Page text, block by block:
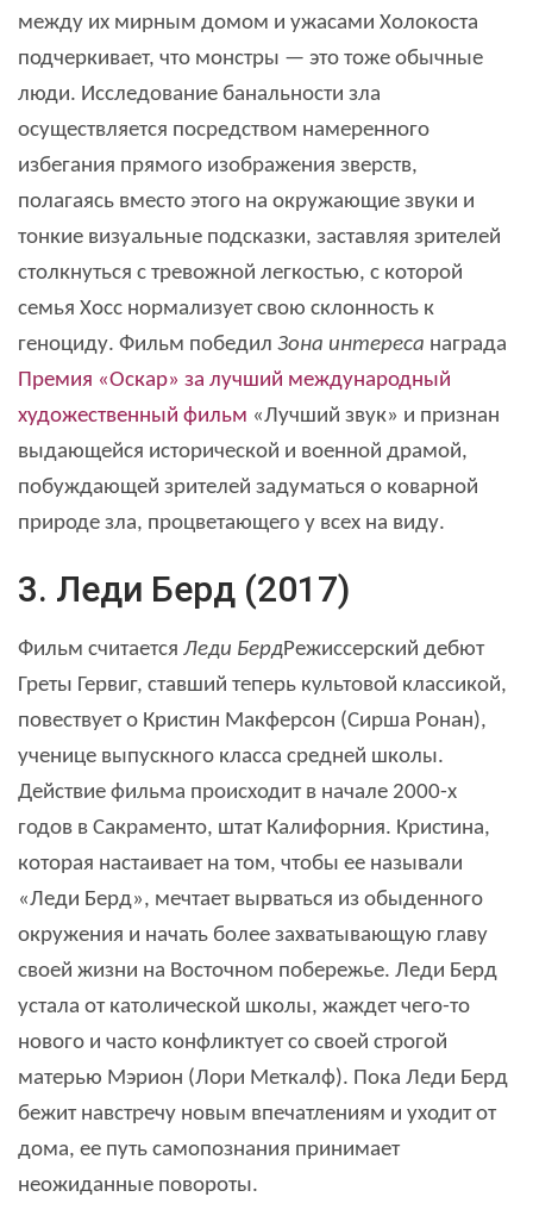
между их мирным домом и ужасами Холокоста
подчеркивает, что монстры — это тоже обычные
люди. Исследование банальности зла
осуществляется посредством намеренного
избегания прямого изображения зверств,
полагаясь вместо этого на окружающие звуки и
тонкие визуальные подсказки, заставляя зрителей
столкнуться с тревожной легкостью, с которой
семья Хосс нормализует свою склонность к
геноциду. Фильм победил Зона интереса награда
Премия «Оскар» за лучший международный
художественный фильм «Лучший звук» и признан
выдающейся исторической и военной драмой,
побуждающей зрителей задуматься о коварной
природе зла, процветающего у всех на виду.
3. Леди Берд (2017)
Фильм считается Леди БердРежиссерский дебют
Греты Гервиг, ставший теперь культовой классикой,
повествует о Кристин Макферсон (Сирша Ронан),
ученице выпускного класса средней школы.
Действие фильма происходит в начале 2000-х
годов в Сакраменто, штат Калифорния. Кристина,
которая настаивает на том, чтобы ее называли
«Леди Берд», мечтает вырваться из обыденного
окружения и начать более захватывающую главу
своей жизни на Восточном побережье. Леди Берд
устала от католической школы, жаждет чего-то
нового и часто конфликтует со своей строгой
матерью Мэрион (Лори Меткалф). Пока Леди Берд
бежит навстречу новым впечатлениям и уходит от
дома, ее путь самопознания принимает
неожиданные повороты.